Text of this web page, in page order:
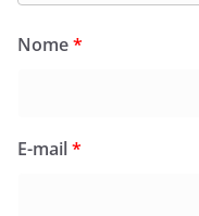
Nome*
E-mail*